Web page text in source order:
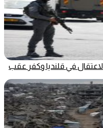
في قلنديا وكفر عقب